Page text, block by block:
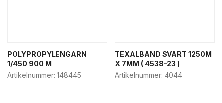
POLYPROPYLENGARN
1/450 900 M
Artikelnummer: 148445
TEXALBAND SVART 1250M
X 7MM ( 4538-23 )
Artikelnummer: 4044